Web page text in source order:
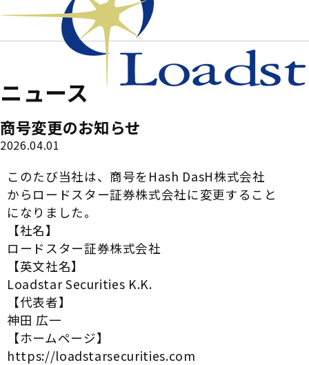
ニュース
商号変更のお知らせ
2026.04.01
このたび当社は、商号をHash DasH株式会社
からロードスター証券株式会社に変更すること
になりました。
【社名】
ロードスター証券株式会社
【英文社名】
Loadstar Securities K.K.
【代表者】
神田 広一
【ホームページ】
https://loadstarsecurities.com